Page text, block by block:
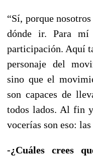
“Sí, porque
dónde ir. Para
participación. Aquí
personaje del
sino que el
son capaces de
todos lados. Al fin
vocerías son eso:
-¿Cuáles crees